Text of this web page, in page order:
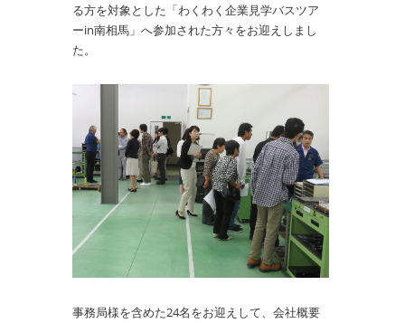
る方を対象とした「わくわく企業見学バスツア
ーin南相馬」へ参加された方々をお迎えしまし
た。
事務局様を含めた24名をお迎えして、会社概要